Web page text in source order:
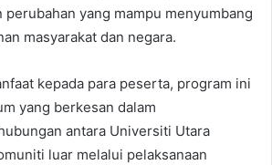
perubahan yang mampu menyumbang
masyarakat dan negara.
kepada para peserta, program ini
yang berkesan dalam
antara Universiti Utara
luar melalui pelaksanaan